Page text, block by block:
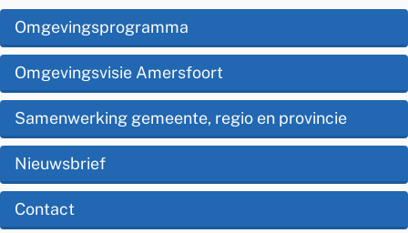
s
i
t
e
t
m
g
e
v
n
O
p
d
z
e
Omgevingsprogramma
Omgevingsvisie Amersfoort
Samenwerking gemeente, regio en provincie
Nieuwsbrief
Contact